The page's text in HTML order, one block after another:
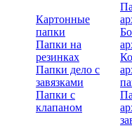
Картонные
папки
Папки на
резинках
Папки дело с
завязками
Папки с
клапаном